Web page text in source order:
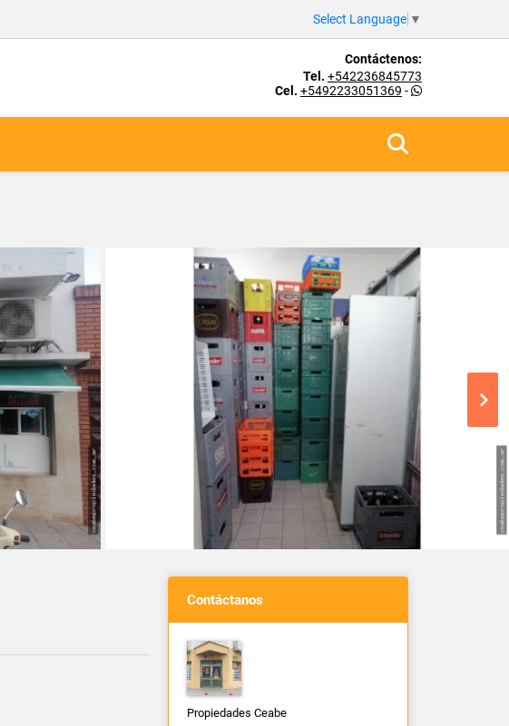
Select Language ▼
Contáctenos:
Tel. +542236845773
Cel. +5492233051369 -
Contáctanos
Propiedades Ceabe